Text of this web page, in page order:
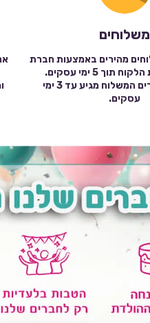
משלוחים
מהירים באמצעות חברת
שילוח עד בית הלקוח תוך 5 ימי עסקים.
במרבית המקרים המשלוח מגיע עד 3 ימי
עסקים.